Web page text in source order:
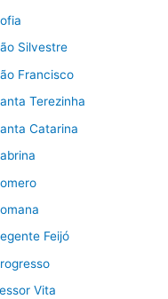
Silvestre
Francisco
Terezinha
Catarina
Feijó
Vita